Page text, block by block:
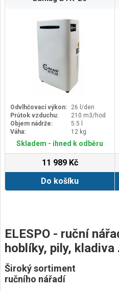
dB(A)Hmotnost (netto/brutto): 129
1535 x 750 x 700 mm
Odvlhčovací výkon:
26 l/den
Průtok vzduchu:
210 m3/hod
Objem nádrže:
5.5 l
Váha:
12 kg
Skladem - ihned k odběru
11 989 Kč
Do košíku
ELESPO - ruční
hoblíky, pily, kladiva
Široký sortiment
ručního nářadí